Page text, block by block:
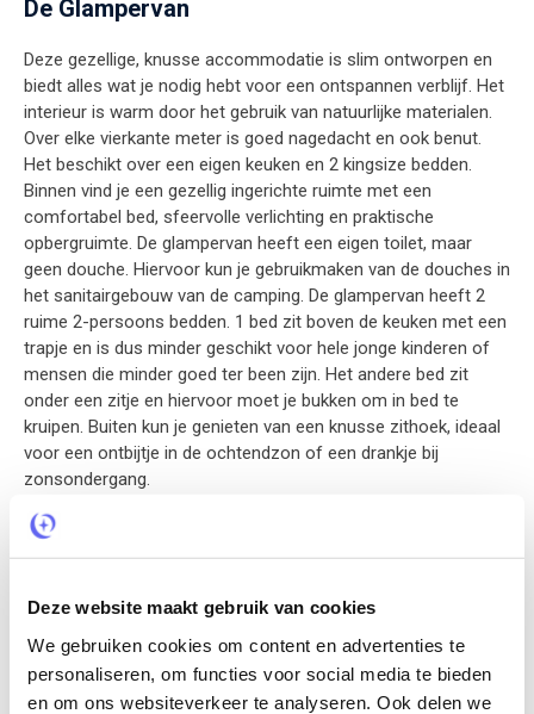
Deze website maakt gebruik van cookies
We gebruiken cookies om content en advertenties te
personaliseren, om functies voor social media te bieden
en om ons websiteverkeer te analyseren. Ook delen we
De Glampervan
Deze gezellige, knusse accommodatie is slim ontworpen en
biedt alles wat je nodig hebt voor een ontspannen verblijf. Het
interieur is warm door het gebruik van natuurlijke materialen.
Over elke vierkante meter is goed nagedacht en ook benut.
Het beschikt over een eigen keuken en 2 kingsize bedden.
Binnen vind je een gezellig ingerichte ruimte met een
comfortabel bed, sfeervolle verlichting en praktische
opbergruimte. De glampervan heeft een eigen toilet, maar
geen douche. Hiervoor kun je gebruikmaken van de douches in
het sanitairgebouw van de camping. De glampervan heeft 2
ruime 2-persoons bedden. 1 bed zit boven de keuken met een
trapje en is dus minder geschikt voor hele jonge kinderen of
mensen die minder goed ter been zijn. Het andere bed zit
onder een zitje en hiervoor moet je bukken om in bed te
kruipen. Buiten kun je genieten van een knusse zithoek, ideaal
voor een ontbijtje in de ochtendzon of een drankje bij
zonsondergang.
Glamping in hartje Den Bosch
Deze toffe stadscamping is perfecte uitvalsbasis voor een
uniek weekendje Den Bosch. Je bent midden in de stad, maar
tegelijkertijd ook een oase van rust aan het water. Op de
camping is een sfeervolle horecagelegenheid in het
sluiswachtershuis en een terras met stadsstrand. Mocht het